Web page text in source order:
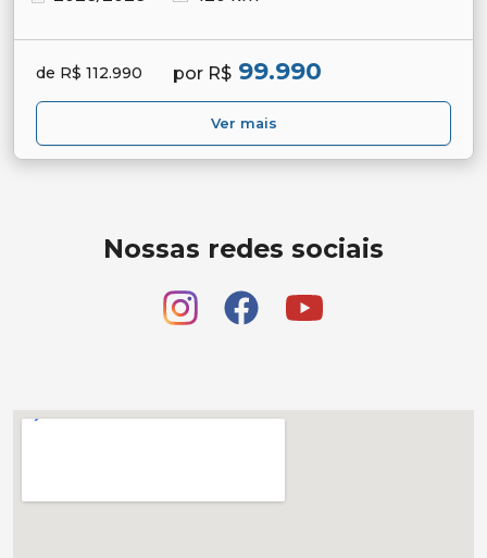
de R$ 112.990 por R$ 99.990
Ver mais
Nossas redes sociais